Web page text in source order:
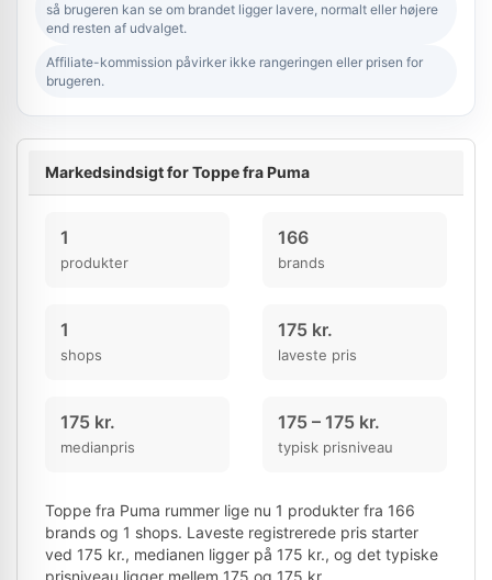
så brugeren kan se om brandet ligger lavere, normalt eller højere
end resten af udvalget.
Affiliate-kommission påvirker ikke rangeringen eller prisen for
brugeren.
Markedsindsigt for Toppe fra Puma
1
produkter
166
brands
1
shops
175 kr.
laveste pris
175 kr.
medianpris
175 – 175 kr.
typisk prisniveau
Toppe fra Puma rummer lige nu 1 produkter fra 166
brands og 1 shops. Laveste registrerede pris starter
ved 175 kr., medianen ligger på 175 kr., og det typiske
prisniveau ligger mellem 175 og 175 kr.